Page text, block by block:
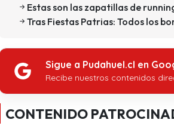
Estas son las zapatillas de
Tras Fiestas Patrias: Todos los
Sigue a Pudahuel.cl en
Recibe nuestros contenidos
CONTENIDO